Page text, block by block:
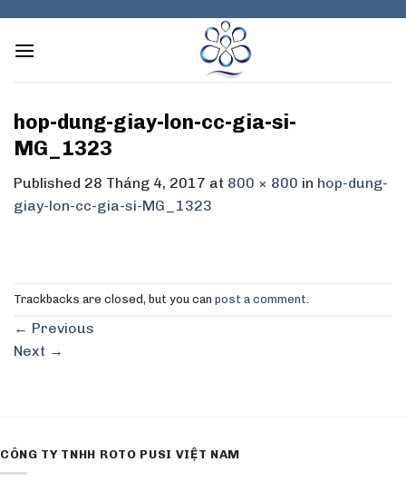
content
hop-dung-giay-lon-cc-gia-si-
MG_1323
Published 28 Tháng 4, 2017 at 800 × 800 in hop-dung-
giay-lon-cc-gia-si-MG_1323
Trackbacks are closed, but you can post a comment
← Previous
Next →
CÔNG TY TNHH ROTO PUSI VIỆT NAM